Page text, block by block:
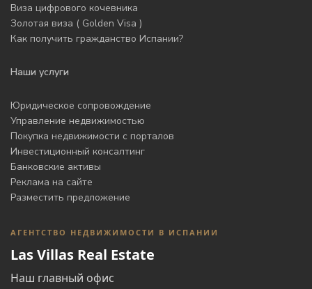
Виза цифрового кочевника
Золотая виза ( Golden Visa )
Как получить гражданство Испании?
Наши услуги
Юридическое сопровождение
Управление недвижимостью
Покупка недвижимости с порталов
Инвестиционный консалтинг
Банковские активы
Реклама на сайте
Разместить предложение
АГЕНТСТВО НЕДВИЖИМОСТИ В ИСПАНИИ
Las Villas Real Estate
Наш главный офис